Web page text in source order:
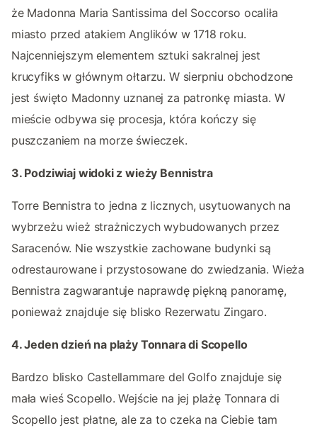
że Madonna Maria Santissima del Soccorso ocaliła
miasto przed atakiem Anglików w 1718 roku.
Najcenniejszym elementem sztuki sakralnej jest
krucyfiks w głównym ołtarzu. W sierpniu obchodzone
jest święto Madonny uznanej za patronkę miasta. W
mieście odbywa się procesja, która kończy się
puszczaniem na morze świeczek.
3. Podziwiaj widoki z wieży Bennistra
Torre Bennistra to jedna z licznych, usytuowanych na
wybrzeżu wież strażniczych wybudowanych przez
Saracenów. Nie wszystkie zachowane budynki są
odrestaurowane i przystosowane do zwiedzania. Wieża
Bennistra zagwarantuje naprawdę piękną panoramę,
ponieważ znajduje się blisko Rezerwatu Zingaro.
4. Jeden dzień na plaży Tonnara di Scopello
Bardzo blisko Castellammare del Golfo znajduje się
mała wieś Scopello. Wejście na jej plażę Tonnara di
Scopello jest płatne, ale za to czeka na Ciebie tam